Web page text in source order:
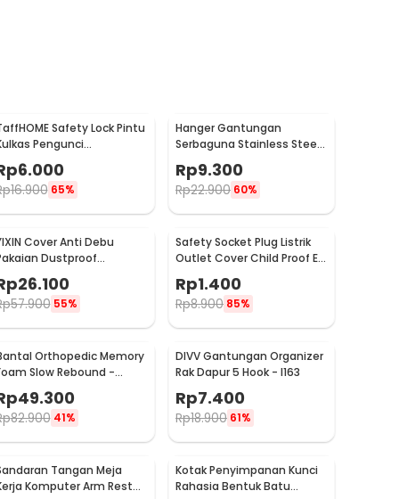
Safety Lock Pintu
Pengunci
Tambahan Tempel - S1843
6.000
16.900 65%
Hanger Gantungan
Serbaguna Stainless Steel
10 PCS - M127105
Rp9.300
Rp22.900 60%
Cover Anti Debu
Dustproof
Organizer 60x30x110cm -
26.100
57.900 55%
Safety Socket Plug Listrik
Outlet Cover Child Proof EU
Rp1.400
Rp8.900 85%
Orthopedic Memory
Slow Rebound -
49.300
82.900 41%
DIVV Gantungan Organizer
Rak Dapur 5 Hook - I163
Rp7.400
Rp18.900 61%
Tangan Meja
Komputer Arm Rest
Kotak Penyimpanan Kunci
Rahasia Bentuk Batu